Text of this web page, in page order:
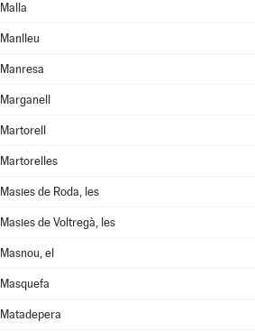
Malla
Manlleu
Manresa
Marganell
Martorell
Martorelles
Masies de Roda, les
Masies de Voltregà, les
Masnou, el
Masquefa
Matadepera